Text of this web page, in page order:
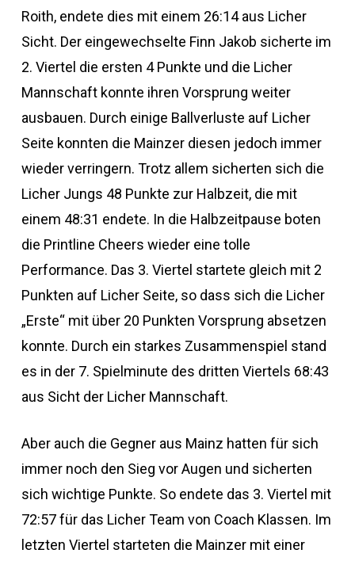
Roith, endete dies mit einem 26:14 aus Licher
Sicht. Der eingewechselte Finn Jakob sicherte im
2. Viertel die ersten 4 Punkte und die Licher
Mannschaft konnte ihren Vorsprung weiter
ausbauen. Durch einige Ballverluste auf Licher
Seite konnten die Mainzer diesen jedoch immer
wieder verringern. Trotz allem sicherten sich die
Licher Jungs 48 Punkte zur Halbzeit, die mit
einem 48:31 endete. In die Halbzeitpause boten
die Printline Cheers wieder eine tolle
Performance. Das 3. Viertel startete gleich mit 2
Punkten auf Licher Seite, so dass sich die Licher
„Erste“ mit über 20 Punkten Vorsprung absetzen
konnte. Durch ein starkes Zusammenspiel stand
es in der 7. Spielminute des dritten Viertels 68:43
aus Sicht der Licher Mannschaft.
Aber auch die Gegner aus Mainz hatten für sich
immer noch den Sieg vor Augen und sicherten
sich wichtige Punkte. So endete das 3. Viertel mit
72:57 für das Licher Team von Coach Klassen. Im
letzten Viertel starteten die Mainzer mit einer